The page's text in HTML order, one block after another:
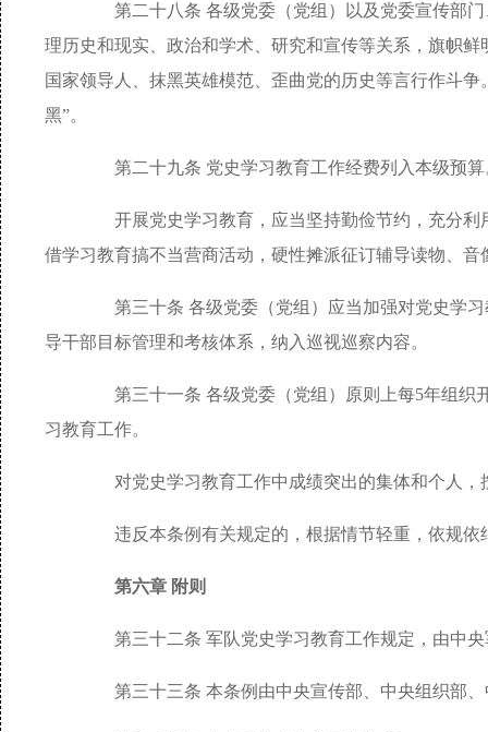
第二十八条 各级党委（党组）以及党委宣传部门
理历史和现实、政治和学术、研究和宣传等关系，旗帜
国家领导人、抹黑英雄模范、歪曲党的历史等言行作斗
黑”。
第二十九条 党史学习教育工作经费列入本级预算
开展党史学习教育，应当坚持勤俭节约，充分利
借学习教育搞不当营商活动，硬性摊派征订辅导读物、音
第三十条 各级党委（党组）应当加强对党史学习
导干部目标管理和考核体系，纳入巡视巡察内容。
第三十一条 各级党委（党组）原则上每5年组织
习教育工作。
对党史学习教育工作中成绩突出的集体和个人，
违反本条例有关规定的，根据情节轻重，依规依
第六章 附则
第三十二条 军队党史学习教育工作规定，由中央
第三十三条 本条例由中央宣传部、中央组织部、